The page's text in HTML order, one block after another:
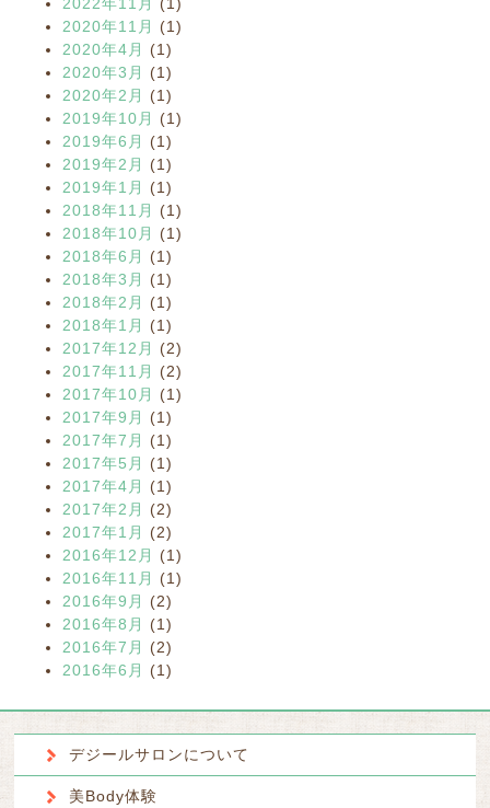
2020年11月
(1)
2020年4月
(1)
2020年3月
(1)
2020年2月
(1)
2019年10月
(1)
2019年6月
(1)
2019年2月
(1)
2019年1月
(1)
2018年11月
(1)
2018年10月
(1)
2018年6月
(1)
2018年3月
(1)
2018年2月
(1)
2018年1月
(1)
2017年12月
(2)
2017年11月
(2)
2017年10月
(1)
2017年9月
(1)
2017年7月
(1)
2017年5月
(1)
2017年4月
(1)
2017年2月
(2)
2017年1月
(2)
2016年12月
(1)
2016年11月
(1)
2016年9月
(2)
2016年8月
(1)
2016年7月
(2)
2016年6月
(1)
デジールサロンについて
美Body体験